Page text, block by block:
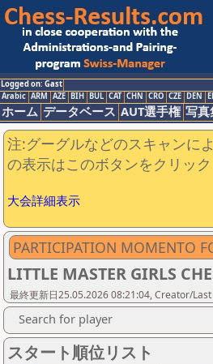
Logged on: Gast
Arabic ARM AZE BIH BUL CAT CHN CRO CZE DEN
ホーム データベース AUT選手権 写真
注:グーグルなどのスキャンに
の表示はこのボタンをクリック
大会詳細表示
PARTICIPATION MOMENTO
LITTLE MASTER GIRLS
最終更新日25.05.2026 08:21:04, Creator/Last
Search for player
スタート順位リスト